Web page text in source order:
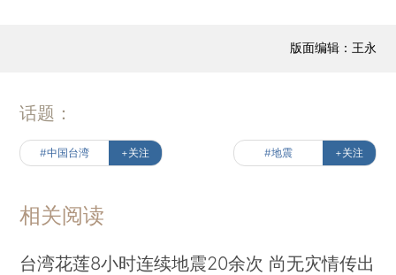
版面编辑：王永
话题：
#中国台湾 +关注 #地震 +关注
相关阅读
台湾花莲8小时连续地震20余次 尚无灾情传出